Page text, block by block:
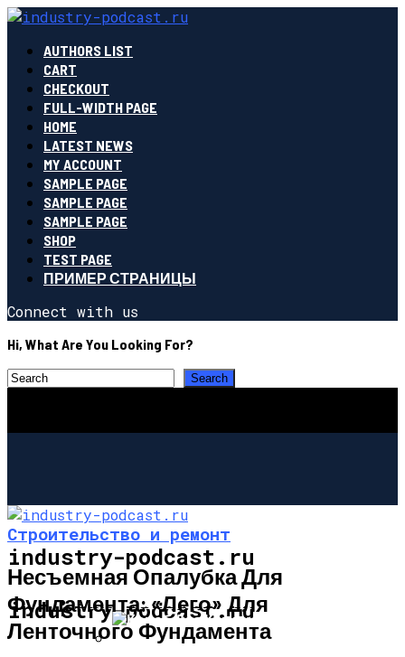
AUTHORS LIST
CART
CHECKOUT
FULL-WIDTH PAGE
HOME
LATEST NEWS
MY ACCOUNT
SAMPLE PAGE
SAMPLE PAGE
SAMPLE PAGE
SHOP
TEST PAGE
ПРИМЕР СТРАНИЦЫ
Connect with us
Hi, What Are You Looking For?
industry-podcast.ru
industry-podcast.ru
СТРОИТЕЛЬСТВО И РЕМОНТ
Строительство и ремонт
Несъемная Опалубка Для
Фундамента: «лего» Для
Ленточного Фундамента